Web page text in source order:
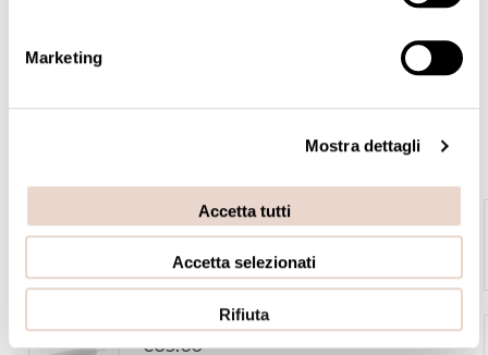
Marketing
Mostra dettagli
Accetta tutti
Accetta selezionati
Rifiuta
PRICE
Peel-Off Microblading Pencil + Cutter –
Light Brown
1 Point HD (10 pcs) - Ingot
€35.00